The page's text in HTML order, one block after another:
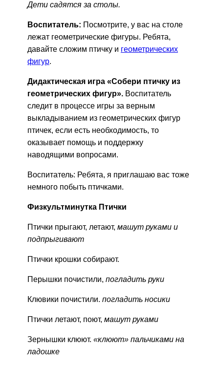
Дети садятся за столы.
Воспитатель: Посмотрите, у вас на столе
лежат геометрические фигуры. Ребята,
давайте сложим птичку и геометрических
фигур.
Дидактическая игра «Собери птичку из
геометрических фигур». Воспитатель
следит в процессе игры за верным
выкладыванием из геометрических фигур
птичек, если есть необходимость, то
оказывает помощь и поддержку
наводящими вопросами.
Воспитатель: Ребята, я приглашаю вас тоже
немного побыть птичками.
Физкультминутка Птички
Птички прыгают, летают, машут руками и
подпрыгивают
Птички крошки собирают.
Перышки почистили, погладить руки
Клювики почистили. погладить носики
Птички летают, поют, машут руками
Зернышки клюют. «клюют» пальчиками на
ладошке